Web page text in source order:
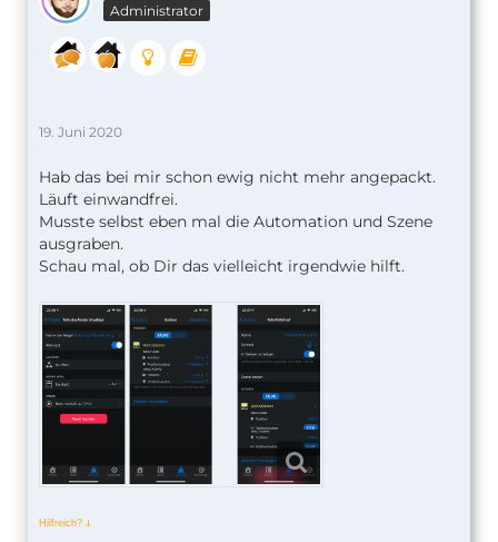
Administrator
19. Juni 2020
Hab das bei mir schon ewig nicht mehr angepackt.
Läuft einwandfrei.
Musste selbst eben mal die Automation und Szene
ausgraben.
Schau mal, ob Dir das vielleicht irgendwie hilft.
Hilfreich? ↆ